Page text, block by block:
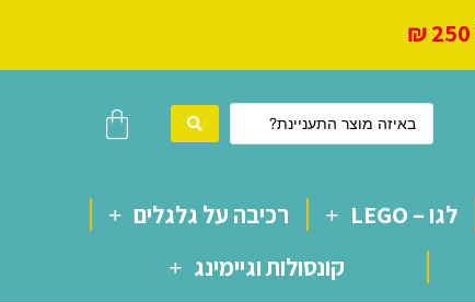
לגו – LEGO
רכיבה על גלגלים
קונסולות וגיימינג